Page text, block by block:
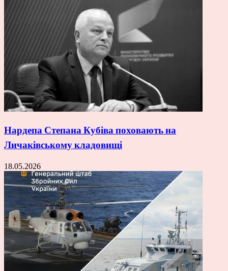
Нардепа Степана Кубіва поховають на
Личаківському кладовищі
18.05.2026